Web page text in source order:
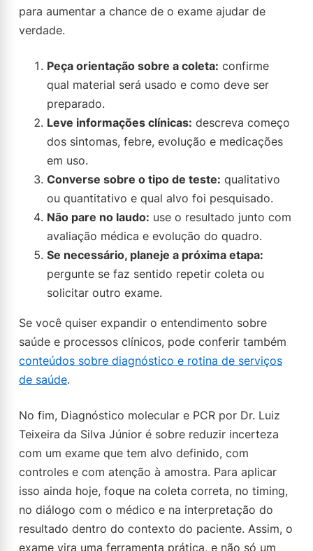
para aumentar a chance de o exame ajudar de
verdade.
Peça orientação sobre a coleta: confirme
qual material será usado e como deve ser
preparado.
Leve informações clínicas: descreva começo
dos sintomas, febre, evolução e medicações
em uso.
Converse sobre o tipo de teste: qualitativo
ou quantitativo e qual alvo foi pesquisado.
Não pare no laudo: use o resultado junto com
avaliação médica e evolução do quadro.
Se necessário, planeje a próxima etapa:
pergunte se faz sentido repetir coleta ou
solicitar outro exame.
Se você quiser expandir o entendimento sobre
saúde e processos clínicos, pode conferir também
conteúdos sobre diagnóstico e rotina de serviços
de saúde.
No fim, Diagnóstico molecular e PCR por Dr. Luiz
Teixeira da Silva Júnior é sobre reduzir incerteza
com um exame que tem alvo definido, com
controles e com atenção à amostra. Para aplicar
isso ainda hoje, foque na coleta correta, no timing,
no diálogo com o médico e na interpretação do
resultado dentro do contexto do paciente. Assim, o
exame vira uma ferramenta prática, e não só um